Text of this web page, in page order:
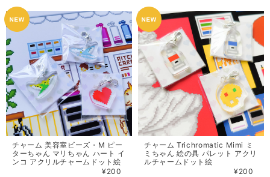
チャーム 美容室ビーズ・M ピー
ターちゃん マリちゃん ハート イ
ンコ アクリルチャームドット絵
¥200
チャーム Trichromatic Mimi ミ
ミちゃん 絵の具 パレット アクリ
ルチャームドット絵
¥200